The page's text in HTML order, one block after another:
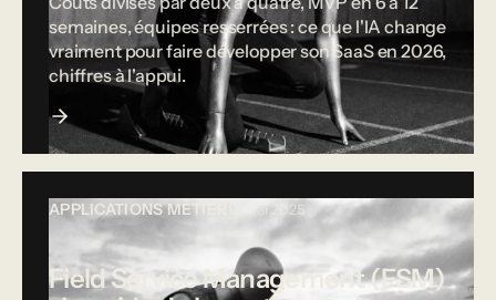
semaines, équipes resserrées : ce que l'IA change
vraiment pour faire développer son SaaS en 2026,
chiffres à l'appui.
APPLICATIONS MÉTIER 12 mai 2025
Field Service Management (FSM)